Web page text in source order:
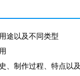
途以及不同类型